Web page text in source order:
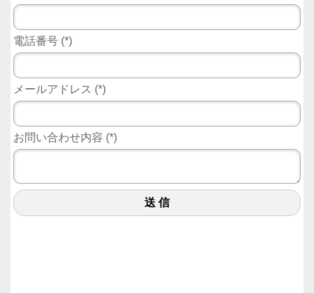
電話番号 (*)
メールアドレス (*)
お問い合わせ内容 (*)
送 信